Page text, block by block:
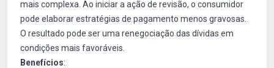
mais complexa. Ao iniciar a ação de revisão, o consumidor
pode elaborar estratégias de pagamento menos gravosas.
O resultado pode ser uma renegociação das dívidas em
condições mais favoráveis.
Benefícios: